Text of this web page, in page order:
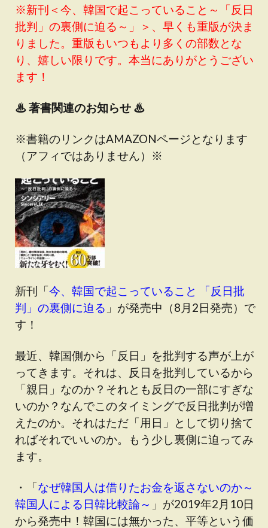
※新刊＜今、韓国で起こっていること～「反日
批判」の裏側に迫る～」＞、早くも重版が決ま
りました。重版もいつもより多くの部数とな
り、嬉しい限りです。本当にありがとうござい
ます！
♨著書関連のお知らせ ♨
※書籍のリンクはAMAZONページとなります
（アフィではありません）※
新刊「今、韓国で起こっていること 「反日批
判」の裏側に迫る 」が発売中（8月2日発売）で
す！
最近、韓国側から「反日」を批判する声が上が
ってきます。それは、反日を批判しているから
「親日」なのか？それとも反日の一部にすぎな
いのか？なんでこのタイミングで反日批判が増
えたのか。それはただ「用日」として切り捨て
ればそれでいいのか。もう少し裏側に迫ってみ
ます。
・「なぜ韓国人は借りたお金を返さないのか～
韓国人による日韓比較論～ 」が2019年2月10日
から発売中！韓国には無かった、平等という価